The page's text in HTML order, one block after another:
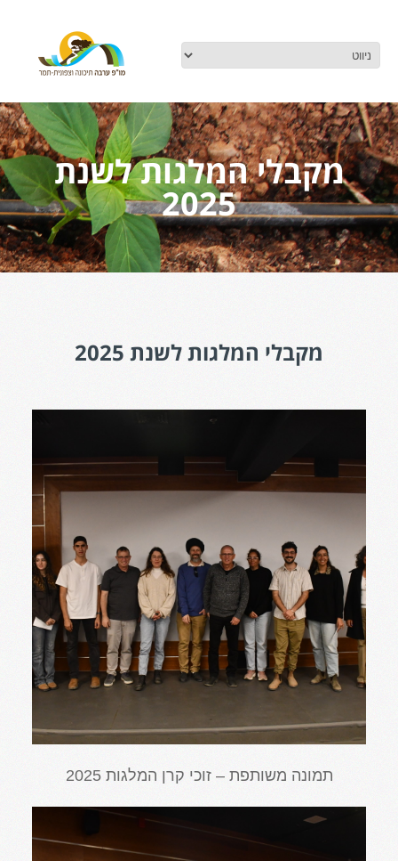
מקבלי המלגות לשנת
2025
מקבלי המלגות לשנת 2025
תמונה משותפת – זוכי קרן המלגות 2025